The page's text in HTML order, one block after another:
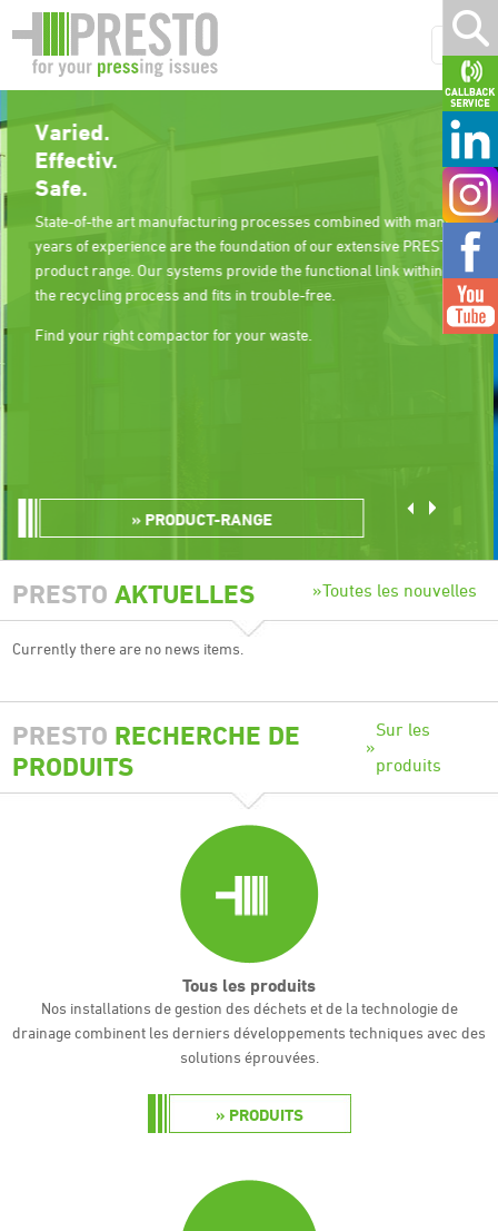
combined with many
of our extensive PRESTO
the functional link within
free.
waste.
Are you looking for
materials such as
cardboard
Compact your
effectively with
MEGAPRESS
PRESTO AKTUELLES Toutes les nouvelles
Currently there are no news items.
PRESTO RECHERCHE DE
PRODUITS
Sur les
produits
Tous les produits
Nos installations de gestion des déchets et de la technologie de
drainagecombinent les derniers développements techniques avec des
solutions éprouvées.
PRODUITS